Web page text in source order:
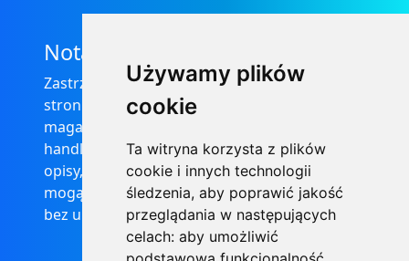
Używamy plików
cookie
Ta witryna korzysta z plików
cookie i innych technologii
śledzenia, aby poprawić jakość
przeglądania w następujących
celach: aby umożliwić
Nota prawna
Zastrzega się, że informacje zamieszczone na
stronie internetowej https://informator-
magazynowy.technical.pl/ nie stanowią oferty
handlowej w rozumieniu prawa, ponadto
opisy, dane techniczne i pozostałe informacje
mogą ulec zmianie bez podania przyczyny i
bez uprzedzenia.